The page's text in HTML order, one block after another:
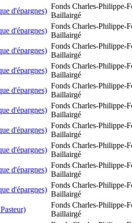
d'épargnes)
Fonds Charles-Philippe-
Baillairgé
d'épargnes)
Fonds Charles-Philippe-
Baillairgé
d'épargnes)
Fonds Charles-Philippe-
Baillairgé
d'épargnes)
Fonds Charles-Philippe-
Baillairgé
d'épargnes)
Fonds Charles-Philippe-
Baillairgé
d'épargnes)
Fonds Charles-Philippe-
Baillairgé
d'épargnes)
Fonds Charles-Philippe-
Baillairgé
d'épargnes)
Fonds Charles-Philippe-
Baillairgé
d'épargnes)
Fonds Charles-Philippe-
Baillairgé
d'épargnes)
Fonds Charles-Philippe-
Baillairgé
Fonds Charles-Philippe-
Baillairgé